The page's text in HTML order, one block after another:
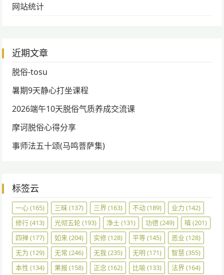
网站统计
近期文章
脱俗-tosu
暑期9天静心打坐课程
2026端午10天脱俗气质养成交流课
摩诃脱俗心得分享
事师法五十颂(马鸣菩萨集)
标签云
一心(165) 三昧(137) 三界(163) 不动(189) 业力 (142)
修行(413) 光彻五轮(193) 净土 (131) 功德(249) 嗔(201)
四禅(177) 如来(204) 实修(128) 平等(145) 恶业 (128)
无为 (129) 无常 (246) 无我(235) 无明 (171) 智慧 (355)
本性 (134) 果报 (158) 正念(162) 比喻(133) 法界(164)